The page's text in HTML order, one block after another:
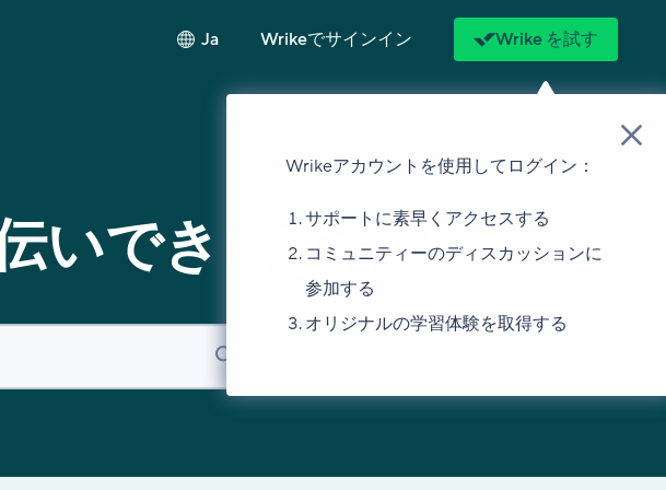
Ja Wrikeでサインイン Wrike を試す
Wrikeアカウントを使用してログイン：
サポートに素早くアクセスする
コミュニティーのディスカッションに
参加する
オリジナルの学習体験を取得する
いできますか？